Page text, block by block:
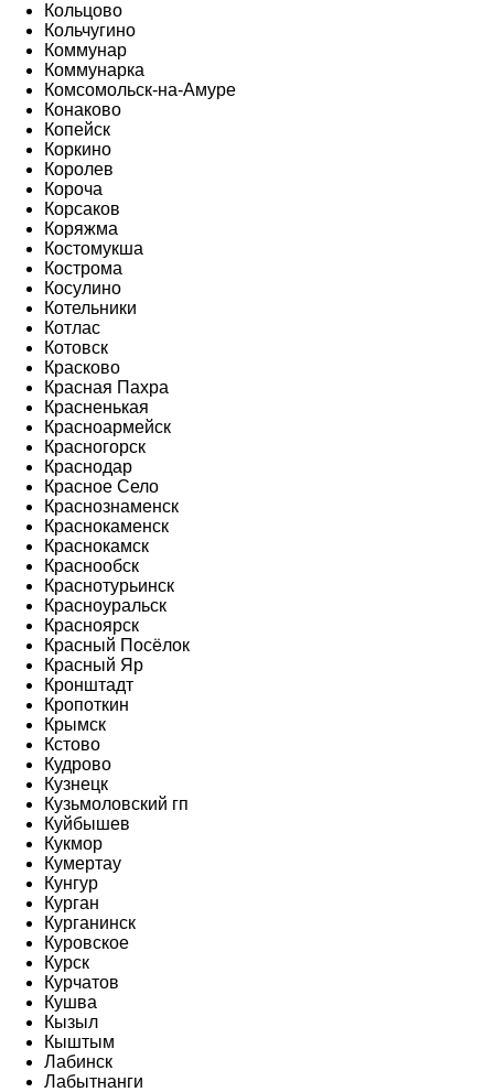
Кольцово
Кольчугино
Коммунар
Коммунарка
Комсомольск-на-Амуре
Конаково
Копейск
Коркино
Королев
Короча
Корсаков
Коряжма
Костомукша
Кострома
Косулино
Котельники
Котлас
Котовск
Красково
Красная Пахра
Красненькая
Красноармейск
Красногорск
Краснодар
Красное Село
Краснознаменск
Краснокаменск
Краснокамск
Краснообск
Краснотурьинск
Красноуральск
Красноярск
Красный Посёлок
Красный Яр
Кронштадт
Кропоткин
Крымск
Кстово
Кудрово
Кузнецк
Кузьмоловский гп
Куйбышев
Кукмор
Кумертау
Кунгур
Курган
Курганинск
Куровское
Курск
Курчатов
Кушва
Кызыл
Кыштым
Лабинск
Лабытнанги